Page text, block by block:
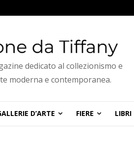
dedicato al collezionismo e
moderna e contemporanea.
D’ARTE FIERE LIBRI